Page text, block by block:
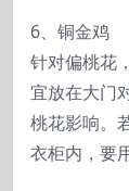
6、铜金鸡
针对偏桃花
宜放在大门
桃花影响。
衣柜内，要